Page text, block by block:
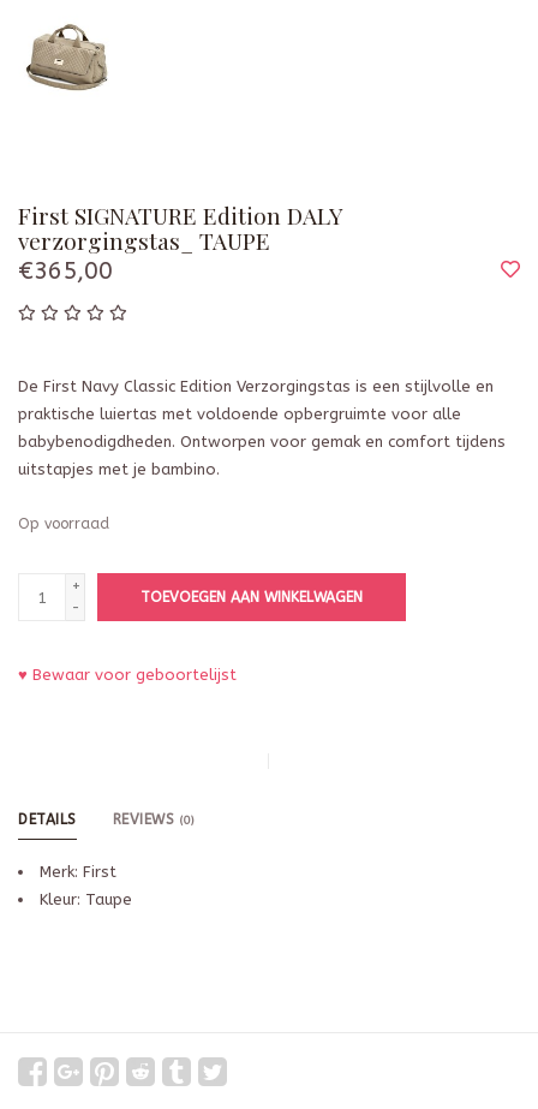
First SIGNATURE Edition DALY
verzorgingstas_ TAUPE
€365,00
De First Navy Classic Edition Verzorgingstas is een stijlvolle en
praktische luiertas met voldoende opbergruimte voor alle
babybenodigdheden. Ontworpen voor gemak en comfort tijdens
uitstapjes met je bambino.
Op voorraad
+
-
TOEVOEGEN AAN WINKELWAGEN
♥ Bewaar voor geboortelijst
DETAILS REVIEWS (0)
Merk: First
Kleur: Taupe